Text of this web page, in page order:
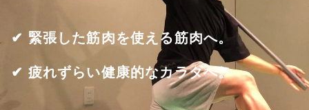
✔︎ 緊張した筋肉を使える筋肉へ。
✔︎ 疲れずらい健康的なカラダへ。